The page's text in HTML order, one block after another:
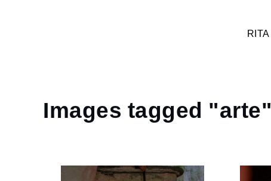
RITA
Home
Images tagged "arte"